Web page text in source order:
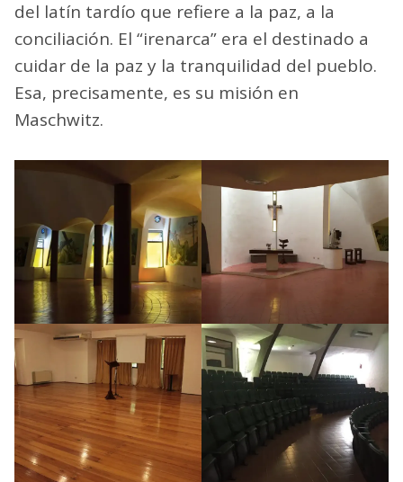
del latín tardío que refiere a la paz, a la
conciliación. El “irenarca” era el destinado a
cuidar de la paz y la tranquilidad del pueblo.
Esa, precisamente, es su misión en
Maschwitz.